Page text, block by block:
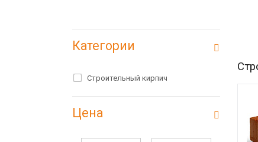
Категории
Строительный кирпич
Цена